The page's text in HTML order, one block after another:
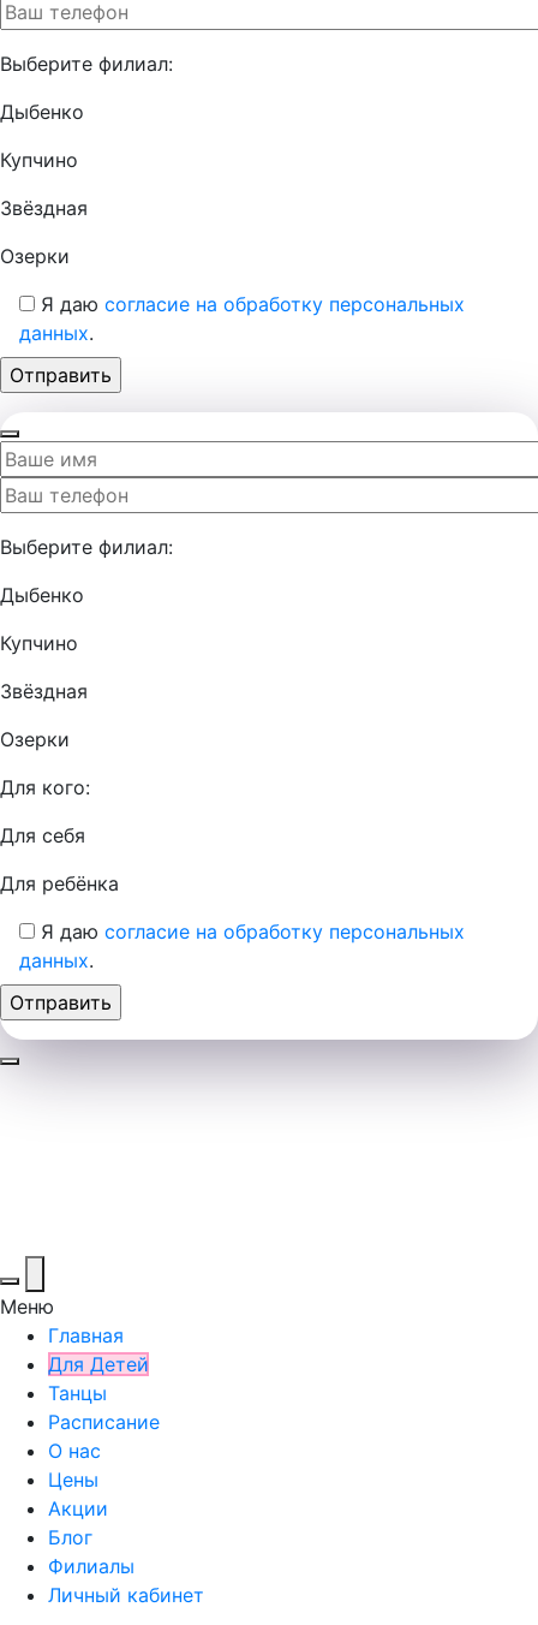
Выберите филиал:
Дыбенко
Купчино
Звёздная
Озерки
Я даю согласие на обработку персональных
данных.
Выберите филиал:
Дыбенко
Купчино
Звёздная
Озерки
Для кого:
Для себя
Для ребёнка
Я даю согласие на обработку персональных
данных.
Меню
Главная
Для Детей
Танцы
Расписание
О нас
Цены
Акции
Блог
Филиалы
Личный кабинет